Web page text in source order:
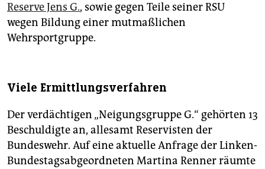
Reserve Jens G., sowie gegen Teile seiner RSU
wegen Bildung einer mutmaßlichen
Wehrsportgruppe.
Viele Ermittlungsverfahren
Der verdächtigen „Neigungsgruppe G.“ gehörten 13
Beschuldigte an, allesamt Reservisten der
Bundeswehr. Auf eine aktuelle Anfrage der Linken-
Bundestagsabgeordneten Martina Renner räumte